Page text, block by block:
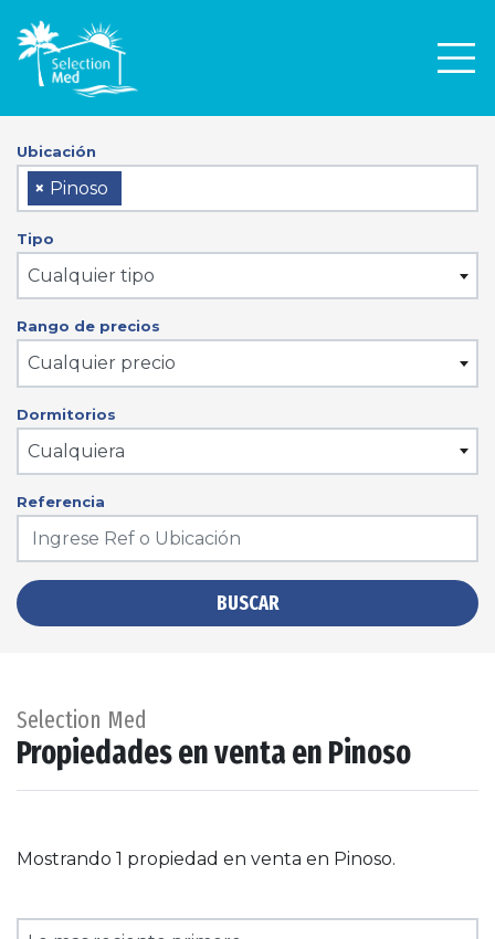
Ubicación
× Pinoso
Tipo
Cualquier tipo
Rango de precios
Cualquier precio
Dormitorios
Cualquiera
Referencia
BUSCAR
Selection Med
Propiedades en venta en Pinoso
Mostrando 1 propiedad en venta en Pinoso.